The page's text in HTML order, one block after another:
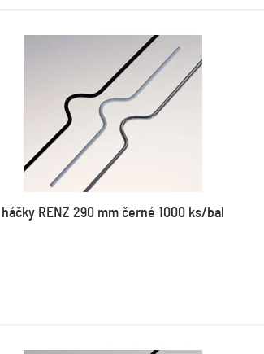
háčky RENZ 290 mm černé 1000 ks/bal